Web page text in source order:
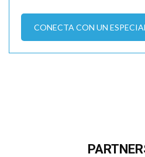
CONECTA CON UN